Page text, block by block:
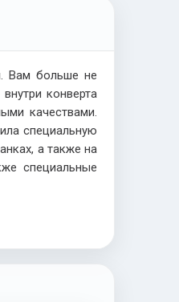
Вам больше не
конверта
качествами.
специальную
а также на
специальные